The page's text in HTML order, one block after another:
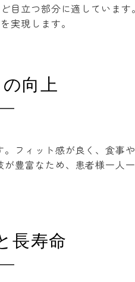
目立つ部分に適しています。
実現します。
向上
フィット感が良く、食事
豊富なため、患者様一人
長寿命